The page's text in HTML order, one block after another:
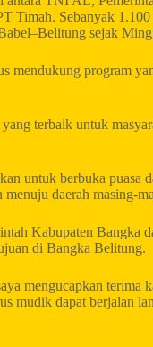
Timah. Sebanyak
sejak
mendukung program
terbaik untuk
untuk berbuka puasa
daerah masing-
Kabupaten Bangka
di Bangka Belitung.
mengucapkan terima
mudik dapat berjalan